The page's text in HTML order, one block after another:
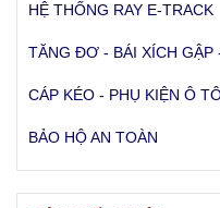
HỆ THỐNG RAY E-TRACK
TĂNG ĐƠ - BÁI XÍCH GẬP
CÁP KÉO - PHỤ KIỆN Ô
BẢO HỘ AN TOÀN